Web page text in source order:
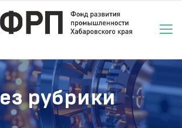
рубрики